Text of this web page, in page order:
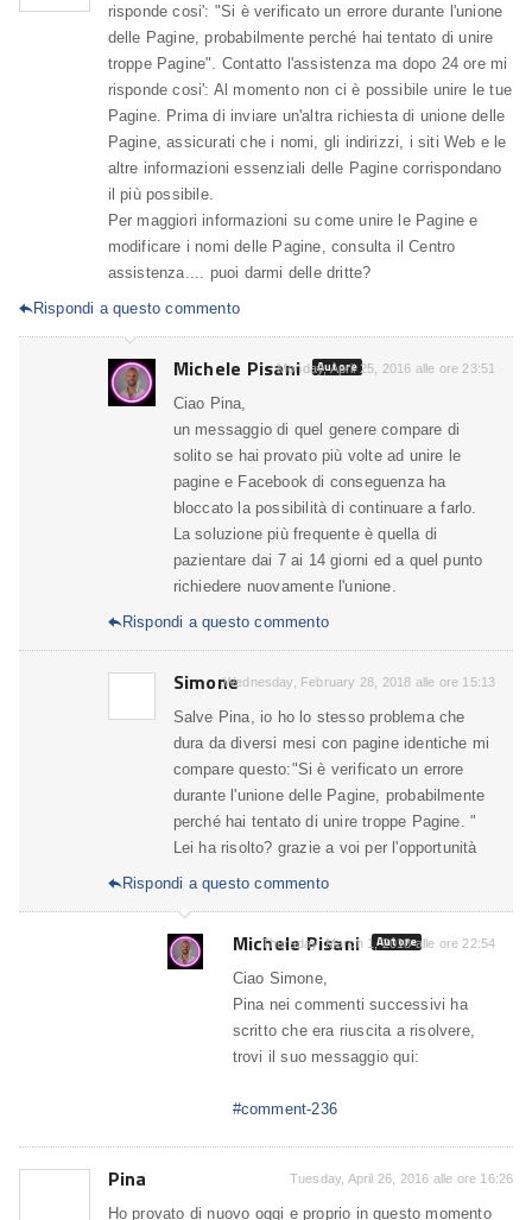
risponde cosi': "Si è verificato un errore durante l'unione
delle Pagine, probabilmente perché hai tentato di unire
troppe Pagine". Contatto l'assistenza ma dopo 24 ore mi
risponde cosi': Al momento non ci è possibile unire le tue
Pagine. Prima di inviare un'altra richiesta di unione delle
Pagine, assicurati che i nomi, gli indirizzi, i siti Web e le
altre informazioni essenziali delle Pagine corrispondano
il più possibile.
Per maggiori informazioni su come unire le Pagine e
modificare i nomi delle Pagine, consulta il Centro
assistenza.... puoi darmi delle dritte?
Rispondi a questo commento
Michele Pisani Autore
Monday, April 25, 2016 alle ore 23:51
Ciao Pina,
un messaggio di quel genere compare di
solito se hai provato più volte ad unire le
pagine e Facebook di conseguenza ha
bloccato la possibilità di continuare a farlo.
La soluzione più frequente è quella di
pazientare dai 7 ai 14 giorni ed a quel punto
richiedere nuovamente l'unione.
Rispondi a questo commento
SimoneWednesday, February 28, 2018 alle ore 15:13
Salve Pina, io ho lo stesso problema che
dura da diversi mesi con pagine identiche mi
compare questo:"Si è verificato un errore
durante l'unione delle Pagine, probabilmente
perché hai tentato di unire troppe Pagine. "
Lei ha risolto? grazie a voi per l'opportunità
Rispondi a questo commento
Michele Pisani Autore
Thursday, March 1, 2018 alle ore 22:54
Ciao Simone,
Pina nei commenti successivi ha
scritto che era riuscita a risolvere,
trovi il suo messaggio qui:
#comment-236
Pina Tuesday, April 26, 2016 alle ore 16:26
Ho provato di nuovo oggi e proprio in questo momento